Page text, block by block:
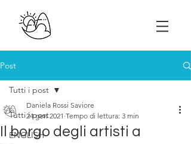
Post
Tutti i post
ENGLISH
Tutti i post
Il borgo degli artisti a
Daniela Rossi Saviore
24 gen 2021 Tempo di lettura: 3 min